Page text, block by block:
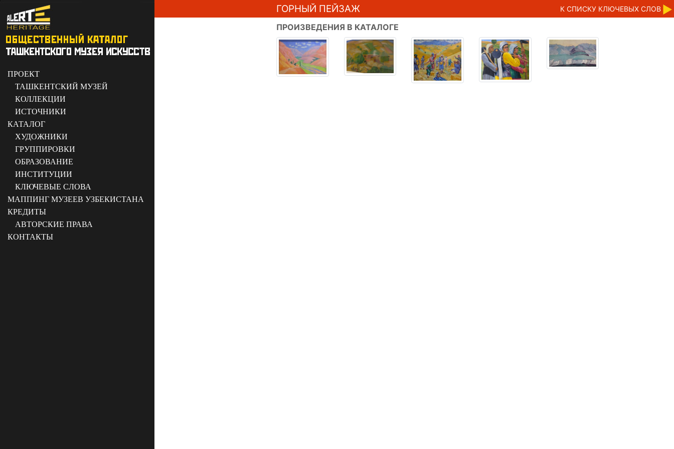
ПРОЕКТ
ТАШКЕНТСКИЙ МУЗЕЙ
КОЛЛЕКЦИИ
ИСТОЧНИКИ
КАТАЛОГ
ХУДОЖНИКИ
ГРУППИРОВКИ
ОБРАЗОВАНИЕ
ИНСТИТУЦИИ
КЛЮЧЕВЫЕ СЛОВА
МАППИНГ МУЗЕЕВ УЗБЕКИСТАНА
КРЕДИТЫ
АВТОРСКИЕ ПРАВА
КОНТАКТЫ
ГОРНЫЙ ПЕЙЗАЖ К CПИСКУ КЛЮЧЕВЫХ СЛОВ
ПРОИЗВЕДЕНИЯ В КАТАЛОГЕ